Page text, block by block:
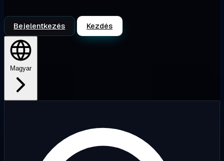
Bejelentkezés Kezdés
Magyar